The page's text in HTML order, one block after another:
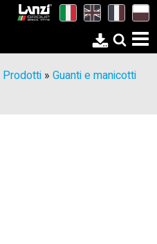
Prodotti » Guanti e manicotti